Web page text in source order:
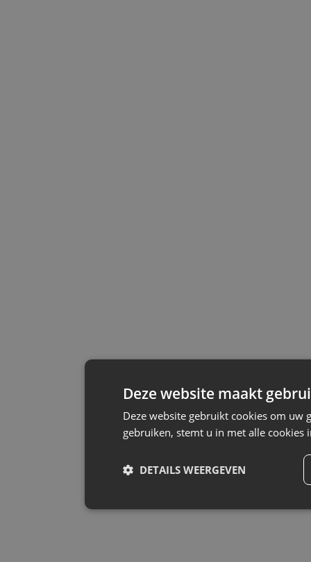
Deze website maakt
Deze website gebruikt cookies om uw
gebruiken, stemt u in met alle
DETAILS WEERGEVEN